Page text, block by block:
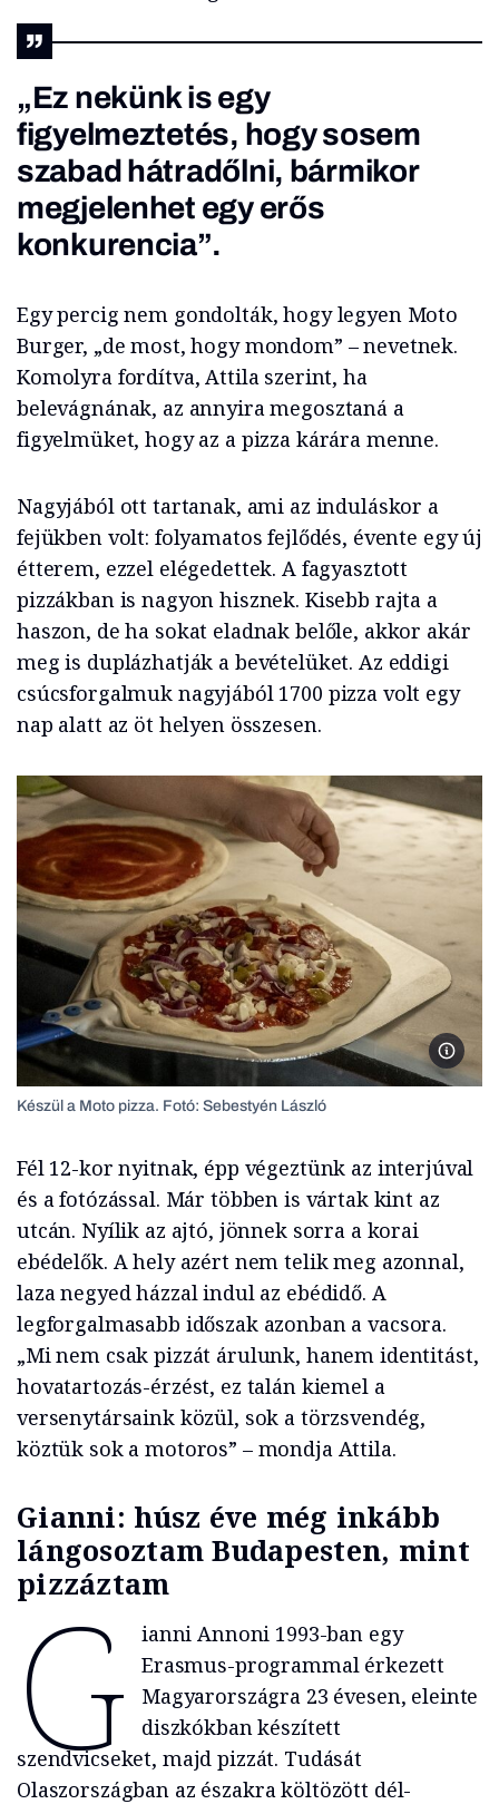
„Ez nekünk is egy
figyelmeztetés, hogy sosem
szabad hátradőlni, bármikor
megjelenhet egy erős
konkurencia”.
Egy percig nem gondolták, hogy legyen Moto
Burger, „de most, hogy mondom” – nevetnek.
Komolyra fordítva, Attila szerint, ha
belevágnának, az annyira megosztaná a
figyelmüket, hogy az a pizza kárára menne.
Nagyjából ott tartanak, ami az induláskor a
fejükben volt: folyamatos fejlődés, évente egy új
étterem, ezzel elégedettek. A fagyasztott
pizzákban is nagyon hisznek. Kisebb rajta a
haszon, de ha sokat eladnak belőle, akkor akár
meg is duplázhatják a bevételüket. Az eddigi
csúcsforgalmuk nagyjából 1700 pizza volt egy
nap alatt az öt helyen összesen.
Készül
Készül a Moto pizza. Fotó: Sebestyén László
Fél 12-kor nyitnak, épp végeztünk az interjúval
és a fotózással. Már többen is vártak kint az
utcán. Nyílik az ajtó, jönnek sorra a korai
ebédelők. A hely azért nem telik meg azonnal,
laza negyed házzal indul az ebédidő. A
legforgalmasabb időszak azonban a vacsora.
„Mi nem csak pizzát árulunk, hanem identitást,
hovatartozás-érzést, ez talán kiemel a
versenytársaink közül, sok a törzsvendég,
köztük sok a motoros” – mondja Attila.
Gianni: húsz éve még inkább
lángosoztam Budapesten, mint
pizzáztam
G
ianni Annoni 1993-ban egy
Erasmus-programmal érkezett
Magyarországra 23 évesen, eleinte
diszkókban készített
szendvicseket, majd pizzát. Tudását
Olaszországban az északra költözött dél-